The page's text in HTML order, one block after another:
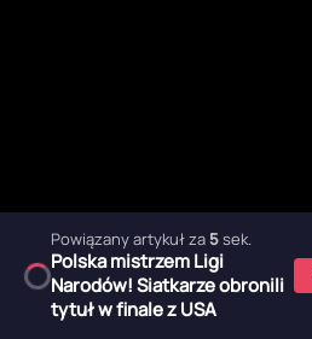
Powiązany artykuł za4sek.
Polska mistrzem Ligi
Narodów! Siatkarze obronili
tytuł w finale z USA